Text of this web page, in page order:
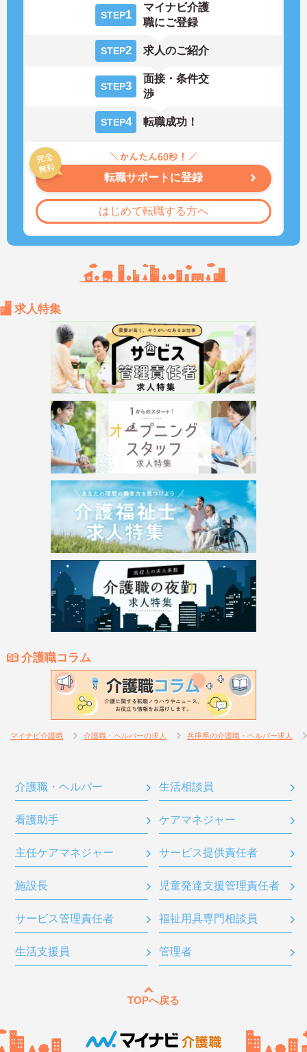
STEP1
マイナビ介護
職にご登録
STEP2 求人のご紹介
STEP3
面接・条件交
渉
STEP4 転職成功！
転職サポートに登録
はじめて転職する方へ
求人特集
介護職コラム
マイナビ介護職 介護職・ヘルパーの求人 兵庫県の介護職・ヘルパー求人
介護職・ヘルパー 生活相談員
看護助手 ケアマネジャー
主任ケアマネジャー サービス提供責任者
施設長 児童発達支援管理責任者
サービス管理責任者 福祉用具専門相談員
生活支援員 管理者
TOPへ戻る